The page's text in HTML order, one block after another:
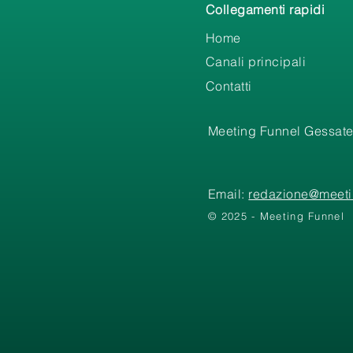
Collegamenti rapidi
Home
Canali principali
Contatti
Meeting Funnel
Email:
© 2025 - Meeting Funnel